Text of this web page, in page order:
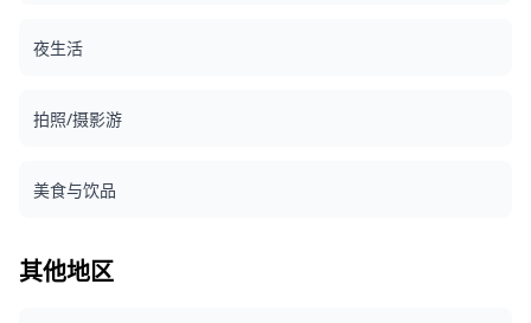
夜生活
拍照/摄影游
美食与饮品
其他地区